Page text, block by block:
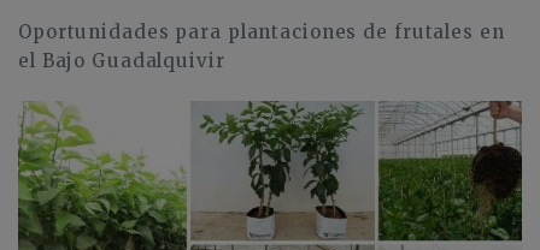
Oportunidades para plantaciones de frutales en
el Bajo Guadalquivir